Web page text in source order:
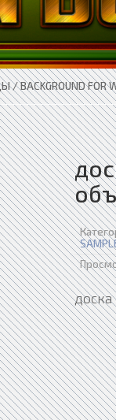
FOR
доска